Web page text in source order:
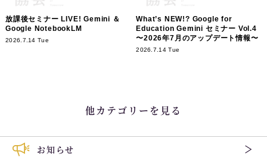
放課後セミナー LIVE! Gemini ＆
Google NotebookLM
2026.7.14 Tue
What’s NEW!? Google for
Education Gemini セミナー Vol.4
〜2026年7月のアップデート情報〜
2026.7.14 Tue
他カテゴリーを見る
お知らせ